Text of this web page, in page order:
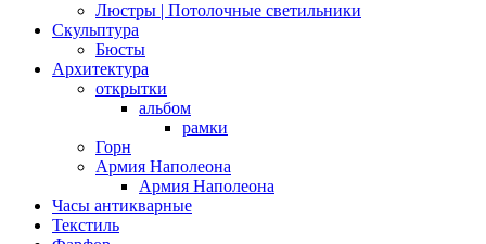
Люстры | Потолочные светильники
Скульптура
Бюсты
Архитектура
открытки
альбом
рамки
Горн
Армия Наполеона
Армия Наполеона
Часы антикварные
Текстиль